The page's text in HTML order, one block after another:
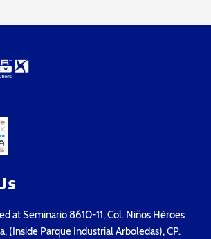
at Seminario 8610-11, Col. Niños Héroes
(Inside Parque Industrial Arboledas), CP.